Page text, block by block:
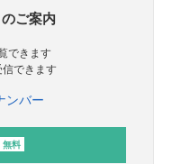
のご案内
できます
信できます
ンバー
無料